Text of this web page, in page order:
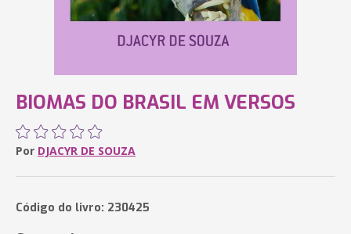
BIOMAS DO BRASIL EM VERSOS
Por DJACYR DE SOUZA
Código do livro: 230425